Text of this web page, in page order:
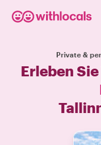
Private &
Erleben